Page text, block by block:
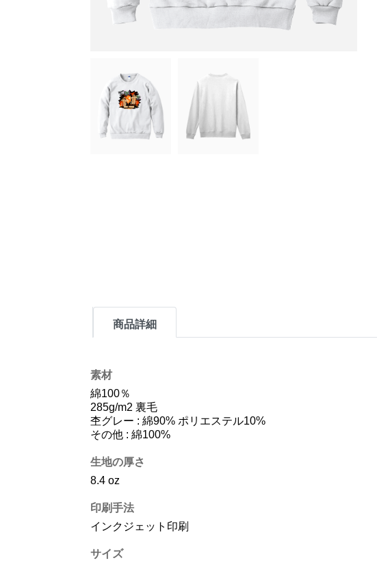
商品詳細
素材
綿100％
285g/m2 裏毛
杢グレー : 綿90% ポリエステル10%
その他 : 綿100%
生地の厚さ
8.4 oz
印刷手法
インクジェット印刷
サイズ